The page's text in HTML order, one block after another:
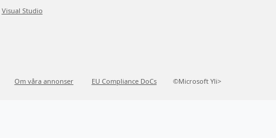
Visual Studio
Om våra annonser EU Compliance DoCs ©Microsoft Yli>